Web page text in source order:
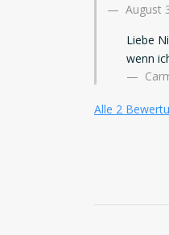
August
Liebe
wenn
Alle 2